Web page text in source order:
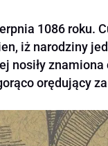
1086 roku.
iż narodziny
nosiły
orędujący